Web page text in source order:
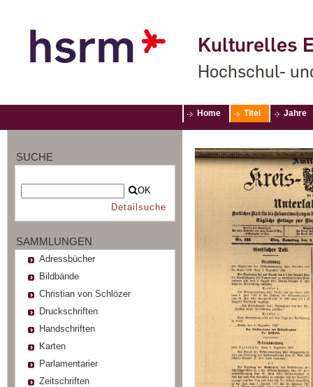
Kulturelles
Hochschul-
Home Titel Jahre
SUCHE
OK
Detailsuche
SAMMLUNGEN
Adressbücher
Bildbände
Christian von Schlözer
Druckschriften
Handschriften
Karten
Parlamentarier
Zeitschriften